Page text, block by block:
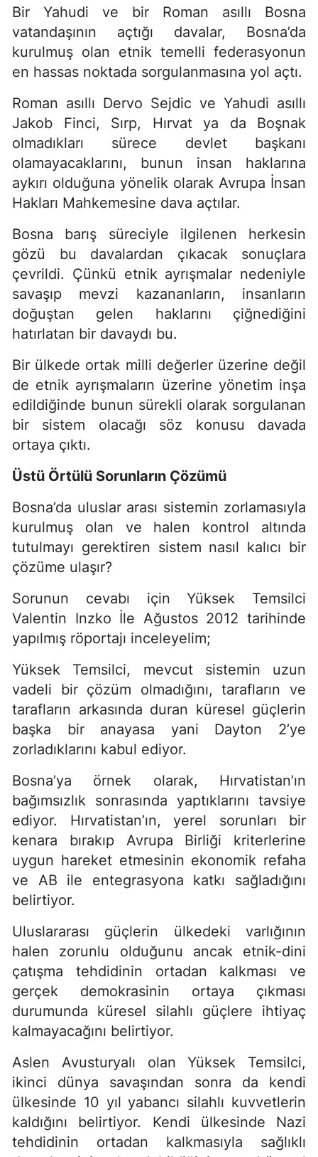
Bir Yahudi ve bir Roman asıllı Bosna
vatandaşının açtığı davalar, Bosna’da
kurulmuş olan etnik temelli federasyonun
en hassas noktada sorgulanmasına yol açtı.
Roman asıllı Dervo Sejdic ve Yahudi asıllı
Jakob Finci, Sırp, Hırvat ya da Boşnak
olmadıkları sürece devlet başkanı
olamayacaklarını, bunun insan haklarına
aykırı olduğuna yönelik olarak Avrupa İnsan
Hakları Mahkemesine dava açtılar.
Bosna barış süreciyle ilgilenen herkesin
gözü bu davalardan çıkacak sonuçlara
çevrildi. Çünkü etnik ayrışmalar nedeniyle
savaşıp mevzi kazananların, insanların
doğuştan gelen haklarını çiğnediğini
hatırlatan bir davaydı bu.
Bir ülkede ortak milli değerler üzerine değil
de etnik ayrışmaların üzerine yönetim inşa
edildiğinde bunun sürekli olarak sorgulanan
bir sistem olacağı söz konusu davada
ortaya çıktı.
Üstü Örtülü Sorunların Çözümü
Bosna’da uluslar arası sistemin zorlamasıyla
kurulmuş olan ve halen kontrol altında
tutulmayı gerektiren sistem nasıl kalıcı bir
çözüme ulaşır?
Sorunun cevabı için Yüksek Temsilci
Valentin Inzko İle Ağustos 2012 tarihinde
yapılmış röportajı inceleyelim;
Yüksek Temsilci, mevcut sistemin uzun
vadeli bir çözüm olmadığını, tarafların ve
tarafların arkasında duran küresel güçlerin
başka bir anayasa yani Dayton 2’ye
zorladıklarını kabul ediyor.
Bosna’ya örnek olarak, Hırvatistan’ın
bağımsızlık sonrasında yaptıklarını tavsiye
ediyor. Hırvatistan’ın, yerel sorunları bir
kenara bırakıp Avrupa Birliği kriterlerine
uygun hareket etmesinin ekonomik refaha
ve AB ile entegrasyona katkı sağladığını
belirtiyor.
Uluslararası güçlerin ülkedeki varlığının
halen zorunlu olduğunu ancak etnik-dini
çatışma tehdidinin ortadan kalkması ve
gerçek demokrasinin ortaya çıkması
durumunda küresel silahlı güçlere ihtiyaç
kalmayacağını belirtiyor.
Aslen Avusturyalı olan Yüksek Temsilci,
ikinci dünya savaşından sonra da kendi
ülkesinde 10 yıl yabancı silahlı kuvvetlerin
kaldığını belirtiyor. Kendi ülkesinde Nazi
tehdidinin ortadan kalkmasıyla sağlıklı